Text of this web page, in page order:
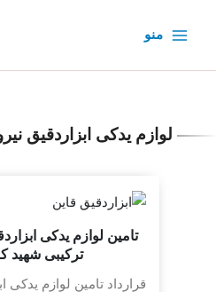
منو
لوازم یدکی ابزاردقیق
تامین لوازم یدکی
ترکیبی شهید
قرارداد تامین لوازم یدکی